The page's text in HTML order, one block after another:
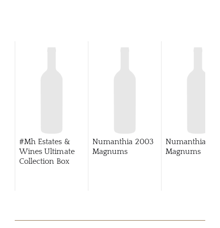
#Mh Estates &
Wines Ultimate
Collection Box
Numanthia 2003
Magnums
Numanthia
Magnums